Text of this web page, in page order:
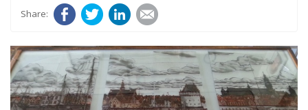
FacebookTwitter LinkedIn